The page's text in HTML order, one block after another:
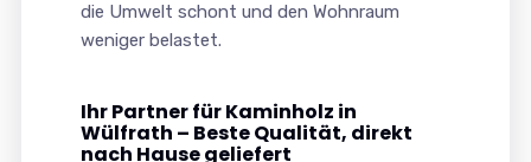
die Umwelt schont und den Wohnraum
weniger belastet.
Ihr Partner für Kaminholz in
Wülfrath – Beste Qualität, direkt
nach Hause geliefert